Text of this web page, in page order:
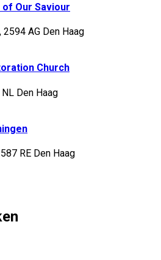
of Our Saviour
AG Den Haag
Church
Den Haag
RE Den Haag